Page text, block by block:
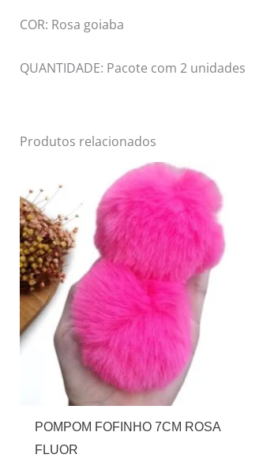
COR: Rosa goiaba
QUANTIDADE: Pacote com 2 unidades
Produtos relacionados
POMPOM FOFINHO 7CM ROSA
FLUOR